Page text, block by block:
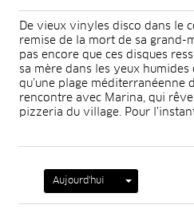
De vieux vinyles disco dans le
remise de la mort de sa grand-
pas encore que ces disques
sa mère dans les yeux
qu’une plage méditerranéenne
rencontre avec Marina, qui
pizzeria du village. Pour
Aujourd'hui